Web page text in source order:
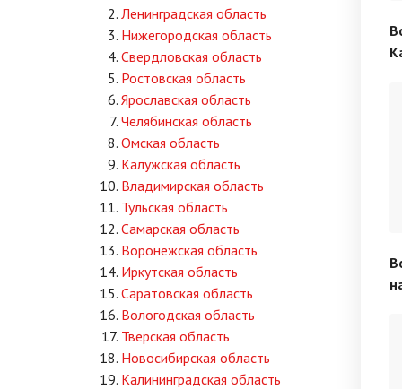
Ленинградская область
Нижегородская область
Свердловская область
Ростовская область
Ярославская область
Челябинская область
Омская область
Калужская область
Владимирская область
Тульская область
Самарская область
Воронежская область
Иркутская область
Саратовская область
Вологодская область
Тверская область
Новосибирская область
Калининградская область